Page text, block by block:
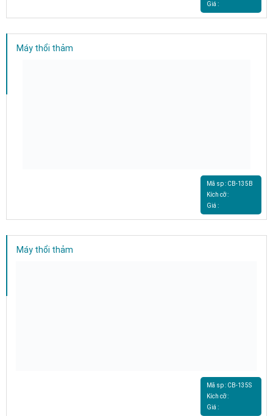
Giá :
Máy thổi thảm
Mã sp : CB-135B
Kích cỡ :
Giá :
Máy thổi thảm
Mã sp : CB-135S
Kích cỡ :
Giá :